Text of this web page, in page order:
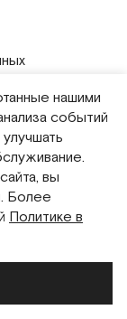
нашими
событий
вы
Более
Политике в